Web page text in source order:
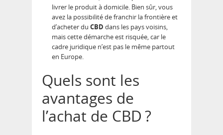
livrer le produit à domicile. Bien sûr, vous
avez la possibilité de franchir la frontière et
d’acheter du CBD dans les pays voisins,
mais cette démarche est risquée, car le
cadre juridique n’est pas le même partout
en Europe.
Quels sont les
avantages de
l’achat de CBD ?